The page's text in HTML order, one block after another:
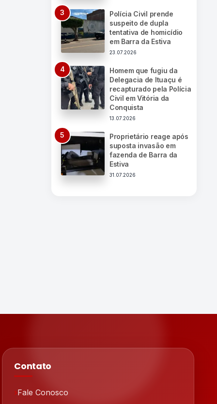
Polícia Civil prende
suspeito de dupla
tentativa de homicídio
em Barra da Estiva
23.07.2026
Homem que fugiu da
Delegacia de Ituaçu é
recapturado pela Polícia
Civil em Vitória da
Conquista
13.07.2026
Proprietário reage após
suposta invasão em
fazenda de Barra da
Estiva
31.07.2026
Contato
Fale Conosco